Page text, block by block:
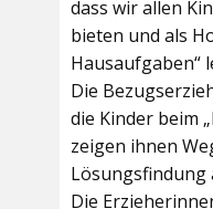
dass wir allen
bieten und als
Hausaufgaben“
Die
die Kinder beim
zeigen ihnen
Lösungsfindung
Die